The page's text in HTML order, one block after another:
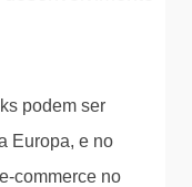
podem ser
Europa, e no
commerce no